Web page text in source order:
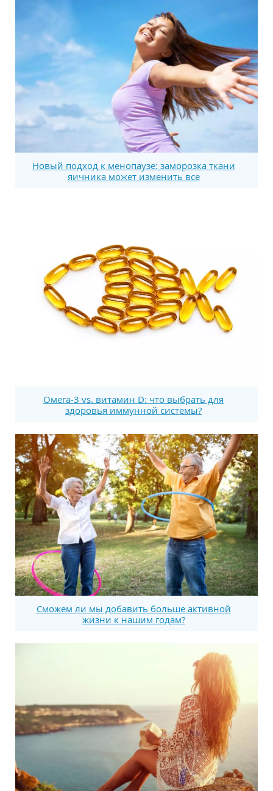
Новый подход к менопаузе: заморозка ткани
яичника может изменить все
Омега-3 vs. витамин D: что выбрать для
здоровья иммунной системы?
Сможем ли мы добавить больше активной
жизни к нашим годам?